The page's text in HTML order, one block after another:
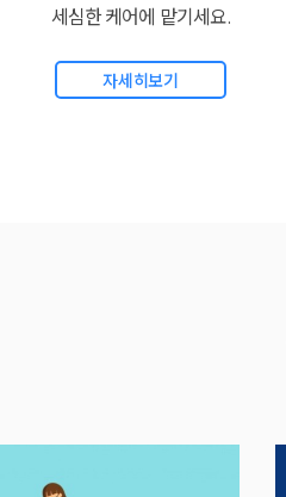
세심한 케어에 맡기세요.
자세히보기